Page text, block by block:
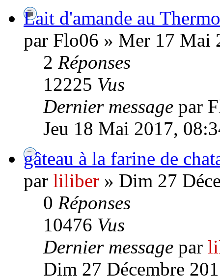
Lait d'amande au
par Flo06 » Mer 17 Mai
2 Réponses
12225 Vus
Dernier message par
Jeu 18 Mai 2017,
gâteau à la farine de
par liliber » Dim 27
0 Réponses
10476 Vus
Dernier message par
Dim 27 Décembre